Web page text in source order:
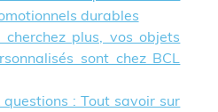
durables
cherchez plus, vos objets
sont chez BCL
questions : Tout savoir sur